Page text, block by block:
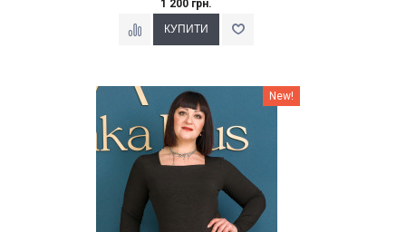
1 200 грн.
Наклейки Варіант з % New!